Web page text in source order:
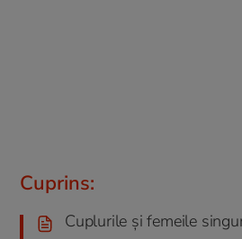
Cuprins:
Cuplurile și femeile